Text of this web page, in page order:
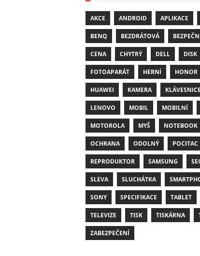
AKCE ANDROID APLIKACE
BENQ BEZDRÁTOVÁ
CENA CHYTRÝ DELL DISK
FOTOAPARÁT HERNÍ HONOR
HUAWEI KAMERA KLÁVESNICE
LENOVO MOBIL MOBILNÍ
MOTOROLA MYŠ NOTEBOOK
OCHRANA ODOLNÝ POCITAC
REPRODUKTOR SAMSUNG
SLEVA SLUCHÁTKA
SONY SPECIFIKACE TABLET
TELEVIZE TISK TISKÁRNA
ZABEZPEČENÍ